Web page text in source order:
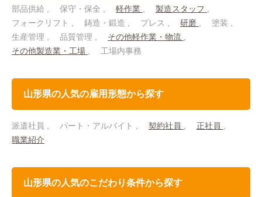
部品供給
保守・保全 軽作業
製造スタッフ
フォークリフト
鋳造・鍛造 プレス 研磨
塗装
生産管理
品質管理
その他軽作業・物流
その他製造業・工場
工場内事務
山形県の人気の雇用形態から探す
派遣社員 パート・アルバイト 契約社員
正社員
職業紹介
山形県の人気のこだわり条件から探す